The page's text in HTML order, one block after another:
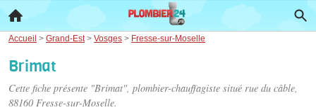
Accueil > Grand-Est > Vosges > Fresse-sur-Moselle
Brimat
Cette fiche présente "Brimat", plombier-chauffagiste situé rue du câble,
88160 Fresse-sur-Moselle.